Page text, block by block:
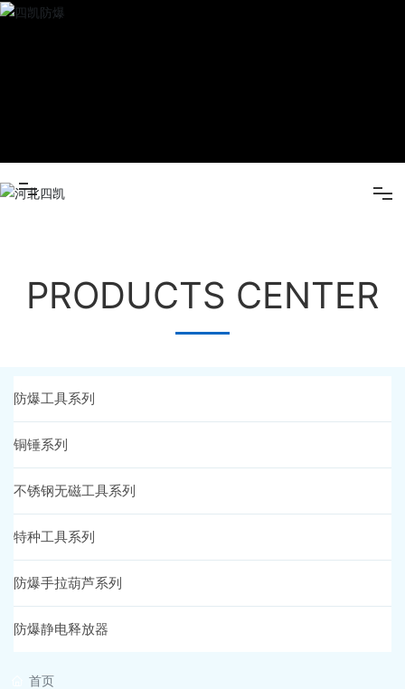
产品
凯
营销网
言
人才招
们
产品中心
在线留言
PRODUCTS CENTER
防爆工具系列
铜锤系列
不锈钢无磁工具系列
特种工具系列
防爆手拉葫芦系列
防爆静电释放器
首页